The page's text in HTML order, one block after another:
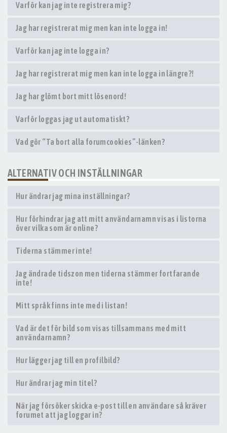
Varför kan jag inte registrera mig?
Jag har registrerat mig men kan inte logga in!
Varför kan jag inte logga in?
Jag har registrerat mig men kan inte logga in längre?!
Jag har glömt bort mitt lösenord!
Varför loggas jag ut automatiskt?
Vad gör “Ta bort alla forumcookies”-länken?
ALTERNATIV OCH INSTÄLLNINGAR
Hur ändrar jag mina inställningar?
Hur förhindrar jag att mitt användarnamn visas i listorna
över vilka som är online?
Tiderna stämmer inte!
Jag ändrade tidszon men tiderna stämmer fortfarande
inte!
Mitt språk finns inte med i listan!
Vad är det för bild som visas tillsammans med mitt
användarnamn?
Hur lägger jag till en profilbild?
Hur ändrar jag min titel?
När jag försöker skicka e-post till en användare så kräver
forumet att jag loggar in?